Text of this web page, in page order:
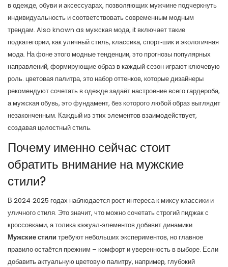
в одежде, обуви и аксессуарах, позволяющих мужчине подчеркнуть
индивидуальность и соответствовать современным модным
трендам. Also known as мужская мода, it включает такие
подкатегории, как уличный стиль, классика, спорт‑шик и экологичная
мода. На фоне этого модные тенденции, это прогнозы популярных
направлений, формирующие образ в каждый сезон играют ключевую
роль. цветовая палитра, это набор оттенков, которые дизайнеры
рекомендуют сочетать в одеждезадаёт настроение всего гардероба,
амужская обувь, это фундамент, без которого любой образ выглядит
незаконченным. Каждый из этих элементов взаимодействует,
создавая целостный стиль.
Почему именно сейчас стоит
обратить внимание на мужские
стили?
В 2024‑2025 годах наблюдается рост интереса к миксу классики и
уличного стиля. Это значит, что можно сочетать строгий пиджак с
кроссовками, а толика кэжуал‑элементов добавит динамики.
Мужские стили требуют небольших экспериментов, но главное
правило остаётся прежним – комфорт и уверенность в выборе. Если
добавить актуальную цветовую палитру, например, глубокий